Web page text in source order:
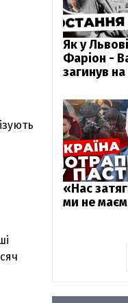
Як у
Фаріон -
загинув на
«Нас
ми не